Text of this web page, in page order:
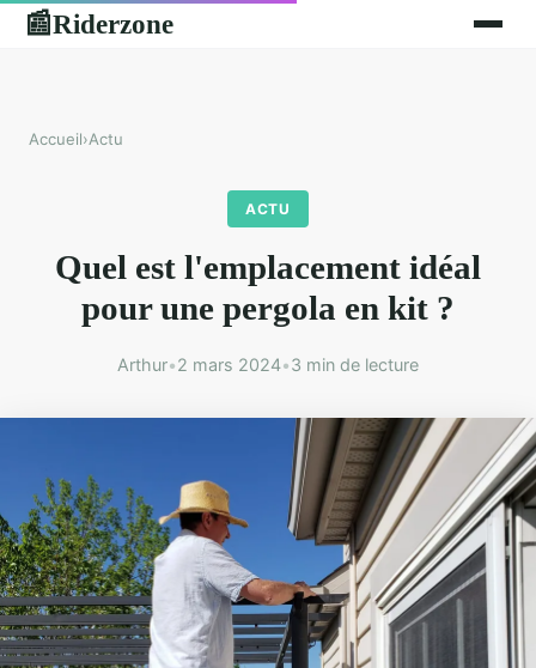
📰Riderzone
Accueil›Actu
ACTU
Quel est l'emplacement idéal
pour une pergola en kit ?
Arthur•2 mars 2024•3 min de lecture